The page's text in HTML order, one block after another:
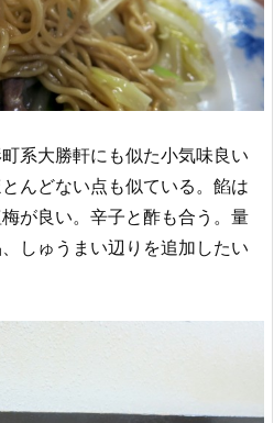
系大勝軒にも似た小気味良い
んどない点も似ている。餡は
が良い。辛子と酢も合う。量
しゅうまい辺りを追加したい